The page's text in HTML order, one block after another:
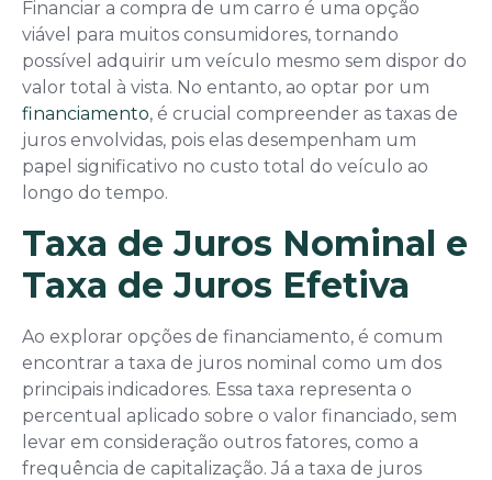
Financiar a compra de um carro é uma opção
viável para muitos consumidores, tornando
possível adquirir um veículo mesmo sem dispor do
valor total à vista. No entanto, ao optar por um
financiamento, é crucial compreender as taxas de
juros envolvidas, pois elas desempenham um
papel significativo no custo total do veículo ao
longo do tempo.
Taxa de Juros Nominal e
Taxa de Juros Efetiva
Ao explorar opções de financiamento, é comum
encontrar a taxa de juros nominal como um dos
principais indicadores. Essa taxa representa o
percentual aplicado sobre o valor financiado, sem
levar em consideração outros fatores, como a
frequência de capitalização. Já a taxa de juros